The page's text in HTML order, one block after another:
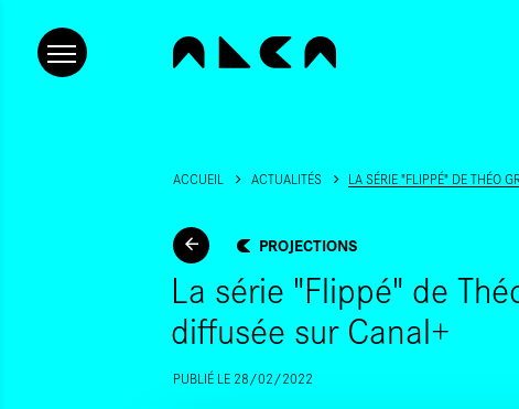
ACCUEIL ACTUALITÉS LA SÉRIE "FLIPPÉ" DE THÉO
PROJECTIONS
La série "Flippé" de
diffusée sur Canal+
PUBLIÉ LE 28/02/2022